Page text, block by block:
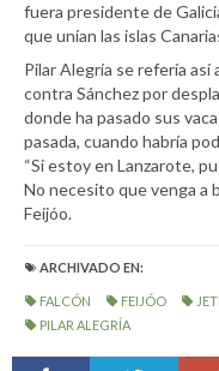
fuera presidente de
que unían las islas
Pilar Alegría se refería así
contra Sánchez por
donde ha pasado sus
pasada, cuando habría
“Si estoy en Lanzarote,
No necesito que venga a
Feijóo.
ARCHIVADO EN:
FALCÓN FEIJÓO
PILAR ALEGRÍA